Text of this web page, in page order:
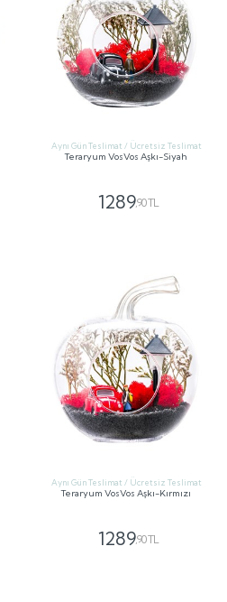
Aynı Gün Teslimat / Ücretsiz Teslimat
Teraryum VosVos Aşkı-Siyah
1289,90 TL
Aynı Gün Teslimat / Ücretsiz Teslimat
Teraryum VosVos Aşkı-Kırmızı
1289,90 TL